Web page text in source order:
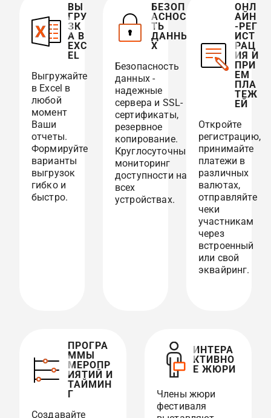
ВЫ
ГРУ
ЗК
А В
EXC
EL
Выгружайте
в Excel в
любой
момент
Ваши
отчеты.
Формируйте
варианты
выгрузок
гибко и
быстро.
БЕЗОП
АСНОС
ТЬ
ДАННЫ
Х
Безопасность
данных -
надежные
сервера и SSL-
сертификаты,
резервное
копирование.
Круглосуточный
мониторинг
доступности на
всех
устройствах.
ОНЛ
АЙН
-РЕГ
ИСТ
РАЦ
ИЯ И
ПРИ
ЕМ
ПЛА
ТЕЖ
ЕЙ
Откройте
регистрацию,
принимайте
платежи в
различных
валютах,
отправляйте
чеки
участникам
через
встроенный
или свой
эквайринг.
ПРОГРА
ММЫ
МЕРОПР
ИЯТИЙ И
ТАЙМИН
Г
Создавайте
ИНТЕРА
КТИВНО
Е ЖЮРИ
Члены жюри
фестиваля